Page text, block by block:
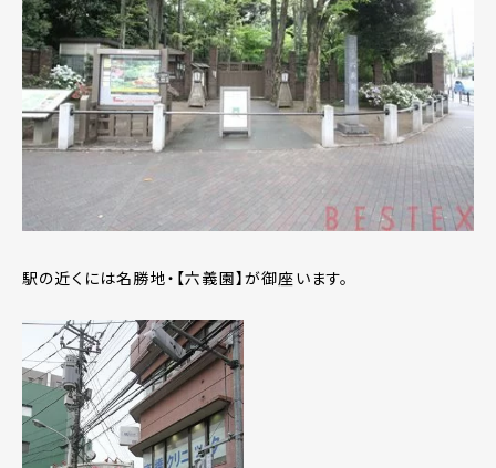
駅の近くには名勝地・【六義園】が御座います。